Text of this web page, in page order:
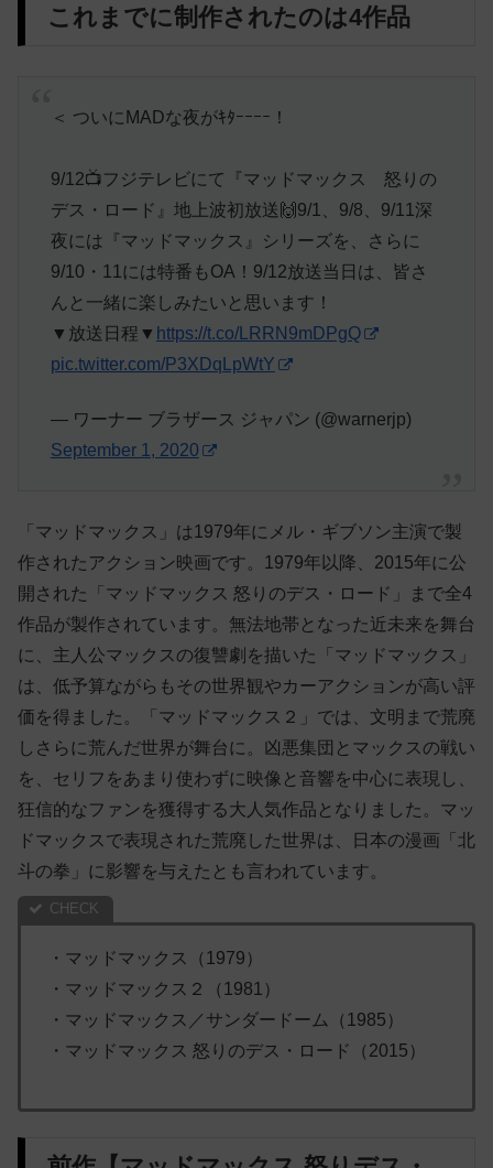
これまでに制作されたのは4作品
＜ ついにMADな夜がｷﾀｰｰｰｰ！
9/12📺フジテレビにて『マッドマックス 怒りの
デス・ロード』地上波初放送🙌9/1、9/8、9/11深
夜には『マッドマックス』シリーズを、さらに
9/10・11には特番もOA！9/12放送当日は、皆さ
んと一緒に楽しみたいと思います！
▼放送日程▼ https://t.co/LRRN9mDPgQ
pic.twitter.com/P3XDqLpWtY
— ワーナー ブラザース ジャパン (@warnerjp)
September 1, 2020
「マッドマックス」は1979年にメル・ギブソン主演で製
作されたアクション映画です。1979年以降、2015年に公
開された「マッドマックス 怒りのデス・ロード」まで全4
作品が製作されています。無法地帯となった近未来を舞台
に、主人公マックスの復讐劇を描いた「マッドマックス」
は、低予算ながらもその世界観やカーアクションが高い評
価を得ました。「マッドマックス２」では、文明まで荒廃
しさらに荒んだ世界が舞台に。凶悪集団とマックスの戦い
を、セリフをあまり使わずに映像と音響を中心に表現し、
狂信的なファンを獲得する大人気作品となりました。マッ
ドマックスで表現された荒廃した世界は、日本の漫画「北
斗の拳」に影響を与えたとも言われています。
・マッドマックス（1979）
・マッドマックス２（1981）
・マッドマックス／サンダードーム（1985）
・マッドマックス 怒りのデス・ロード（2015）